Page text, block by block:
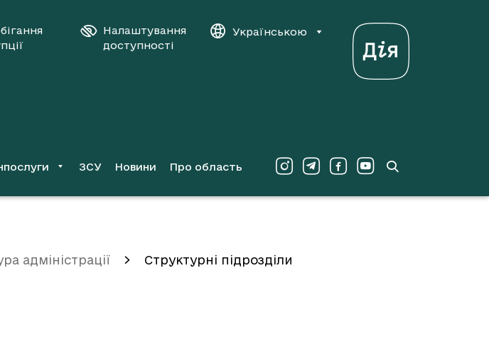
Налаштування
доступності
Українською
ЗСУ Новини Про область
адміністрації Структурні підрозділи